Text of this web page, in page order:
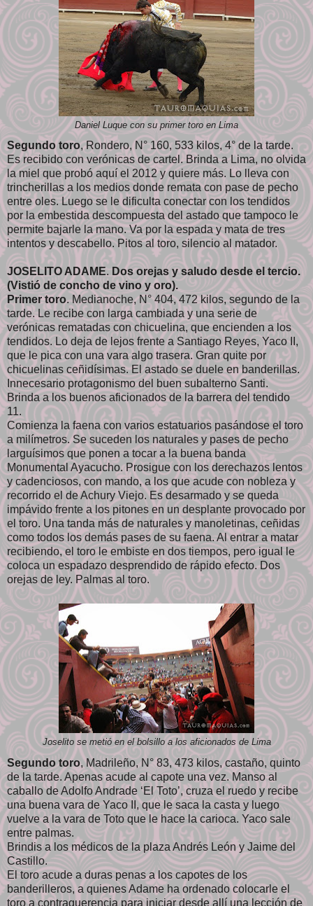
Daniel Luque con su primer toro en Lima
Segundo toro, Rondero, N° 160, 533 kilos, 4° de la tarde.
Es recibido con verónicas de cartel. Brinda a Lima, no olvida
la miel que probó aquí el 2012 y quiere más. Lo lleva con
trincherillas a los medios donde remata con pase de pecho
entre oles. Luego se le dificulta conectar con los tendidos
por la embestida descompuesta del astado que tampoco le
permite bajarle la mano. Va por la espada y mata de tres
intentos y descabello. Pitos al toro, silencio al matador.
JOSELITO ADAME.Dos orejas y saludo desde el tercio.
(Vistió de concho de vino y oro).
Primer toro. Medianoche, N° 404, 472 kilos, segundo de la
tarde. Le recibe con larga cambiada y una serie de
verónicas rematadas con chicuelina, que encienden a los
tendidos. Lo deja de lejos frente a Santiago Reyes, Yaco II,
que le pica con una vara algo trasera. Gran quite por
chicuelinas ceñidísimas. El astado se duele en banderillas.
Innecesario protagonismo del buen subalterno Santi.
Brinda a los buenos aficionados de la barrera del tendido
11.
Comienza la faena con varios estatuarios pasándose el toro
a milímetros. Se suceden los naturales y pases de pecho
larguísimos que ponen a tocar a la buena banda
Monumental Ayacucho. Prosigue con los derechazos lentos
y cadenciosos, con mando, a los que acude con nobleza y
recorrido el de Achury Viejo. Es desarmado y se queda
impávido frente a los pitones en un desplante provocado por
el toro. Una tanda más de naturales y manoletinas, ceñidas
como todos los demás pases de su faena. Al entrar a matar
recibiendo, el toro le embiste en dos tiempos, pero igual le
coloca un espadazo desprendido de rápido efecto. Dos
orejas de ley. Palmas al toro.
Joselito se metió en el bolsillo a los aficionados de Lima
Segundo toro, Madrileño, N° 83, 473 kilos, castaño, quinto
de la tarde. Apenas acude al capote una vez. Manso al
caballo de Adolfo Andrade ‘El Toto’, cruza el ruedo y recibe
una buena vara de Yaco II, que le saca la casta y luego
vuelve a la vara de Toto que le hace la carioca. Yaco sale
entre palmas.
Brindis a los médicos de la plaza Andrés León y Jaime del
Castillo.
El toro acude a duras penas a los capotes de los
banderilleros, a quienes Adame ha ordenado colocarle el
toro a contraquerencia para iniciar desde allí una lección de